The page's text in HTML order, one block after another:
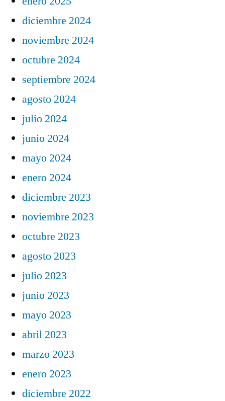
diciembre 2024
noviembre 2024
octubre 2024
septiembre 2024
agosto 2024
julio 2024
junio 2024
mayo 2024
enero 2024
diciembre 2023
noviembre 2023
octubre 2023
agosto 2023
julio 2023
junio 2023
mayo 2023
abril 2023
marzo 2023
enero 2023
diciembre 2022